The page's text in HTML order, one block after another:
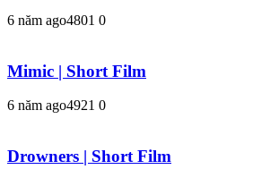
6 năm ago4801 0
Mimic | Short Film
6 năm ago4921 0
Drowners | Short Film